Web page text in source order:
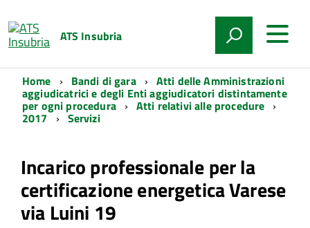
ATS Insubria
Home Bandi di gara Atti delle Amministrazioni
aggiudicatrici e degli Enti aggiudicatori distintamente
per ogni procedura Atti relativi alle procedure
2017 Servizi
Incarico professionale per la
certificazione energetica Varese
via Luini 19